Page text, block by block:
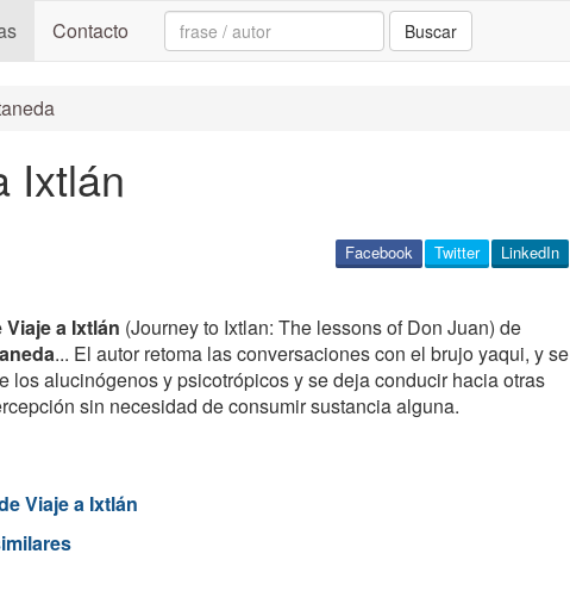
Contacto Search: Buscar
Ixtlán
LinkedIn
Twitter
Facebook
a Ixtlán (Journey to Ixtlan: The lessons of Don Juan) de
... El autor retoma las conversaciones con el brujo yaqui, y se
los alucinógenos y psicotrópicos y se deja conducir hacia otras
sin necesidad de consumir sustancia alguna.
Viaje a Ixtlán